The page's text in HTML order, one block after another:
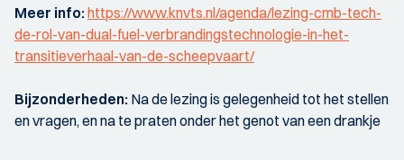
Meer info:https://www.knvts.nl/agenda/lezing-cmb-tech-
de-rol-van-dual-fuel-verbrandingstechnologie-in-het-
transitieverhaal-van-de-scheepvaart/
Bijzonderheden: Na de lezing is gelegenheid tot het stellen
en vragen, en na te praten onder het genot van een drankje